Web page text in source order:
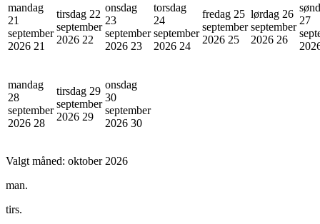
mandag
21
september
2026 21
tirsdag 22
september
2026 22
onsdag
23
september
2026 23
torsdag
24
september
2026 24
fredag 25
september
2026 25
lørdag 26
september
2026 26
27
mandag
28
september
2026 28
tirsdag 29
september
2026 29
onsdag
30
september
2026 30
Valgt måned: oktober 2026
man.
tirs.